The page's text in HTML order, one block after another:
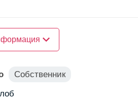
Собственник